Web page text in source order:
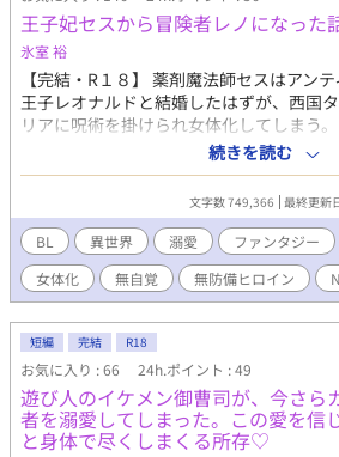
開／プロフィール／裏設定／後日談な
https://ato1125.fanbox.cc/ 📝アンケート
要）(約3〜5分程度)
https://docs.google.com/forms/d/
ZI1v3mG69QZFaI/viewform 💌マシュ
https://marshmallow-qa.com/
誤字脱字・表現の修正はサイレントで行
グは定期的に整理します。 ※批判・中
い。
王子妃セスから冒険者レノになった
氷室 裕
【完結・R１８】 薬剤魔法師セスはアン
王子レオナルドと結婚したはずが、西国
リアに呪術を掛けられ女体化してしまう
決心し、城を出て冒険者を目指す物語。
弱いセスの新たな出会いと恋心。 セスだ
ルドの苦悩と苦労。 セスとレオナルドの
リー。 BL/TS(女体化)性交/執着攻め/ハイ
ンケ受け/無自覚受け/無理矢理/アナル/開
ナルビーズ/張形/尿道責め/フェラ/強制性
め/ドライオーガズム/快楽堕ち/オノマト
は※印をつけます。 苦手な方はお目に触
す。 ・処女作の為、勉強不足や都合設定
すが、ご容赦ください。 ・毎日21時 次話
らせ》 異世界『アンダム』の物語という
えています。 『お話シリーズ』です。 本
険者レノになった話』に登場するキャラ
ます。シリーズものでお楽しみ頂けまし
続きを読む
文字数 749,366 最終更新
BL 異世界 溺愛 ファンタジー
女体化
無自覚 無防備ヒロイン
短編 完結 R18
お気に入り : 66 24h.ポイント : 49
遊び人のイケメン御曹司が、今さら
者を溺愛してしまった。この愛を信
と身体で尽くしまくる所存♡